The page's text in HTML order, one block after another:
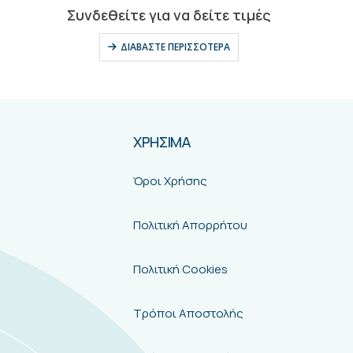
ΧΡΗΣΙΜΑ
Όροι Χρήσης
Πολιτική Απορρήτου
Πολιτική Cookies
Τρόποι Αποστολής